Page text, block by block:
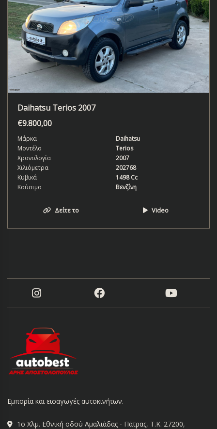
Daihatsu Terios 2007
€9.800,00
Μάρκα
Daihatsu
Μοντέλο
Terios
Χρονολογία
2007
Χιλιόμετρα
202768
Κυβικά
1498 Cc
Καύσιμο
Βενζίνη
Δείτε το Video
Εμπορία και εισαγωγές αυτοκινήτων.
1ο Χλμ. Εθνική οδού Αμαλιάδας - Πάτρας, Τ.Κ. 27200,